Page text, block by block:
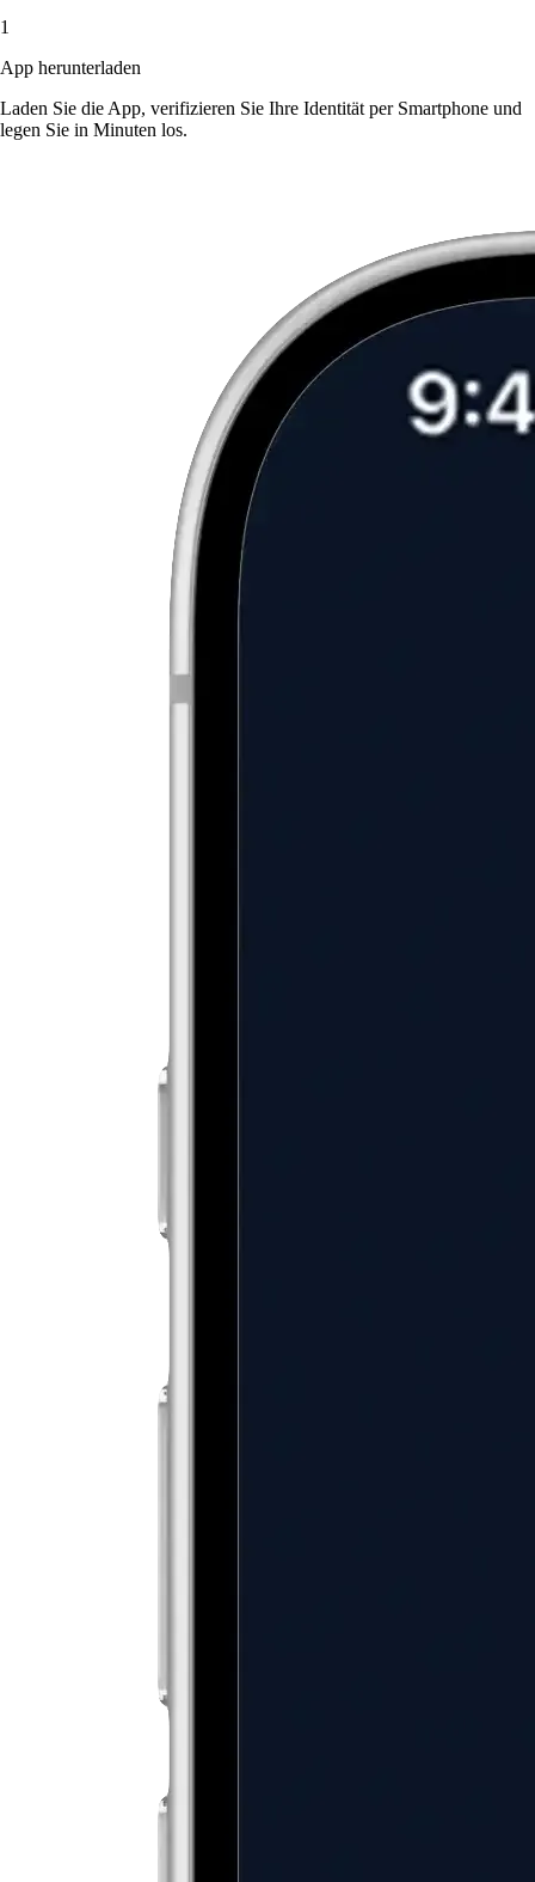
1
App herunterladen
Laden Sie die App, verifizieren Sie Ihre Identität per Smartphone und
legen Sie in Minuten los.